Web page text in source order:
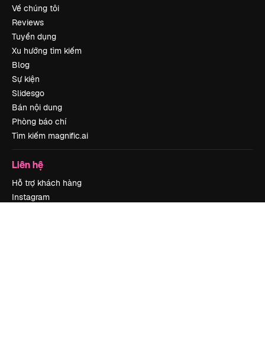
Về chúng tôi
Reviews
Tuyển dụng
Xu hướng tìm kiếm
Blog
Sự kiện
Slidesgo
Bán nội dung
Phòng báo chí
Tìm kiếm magnific.ai
Liên hệ
Hỗ trợ khách hàng
Instagram